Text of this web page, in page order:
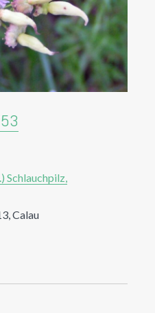
Schlauchpilz,
Calau